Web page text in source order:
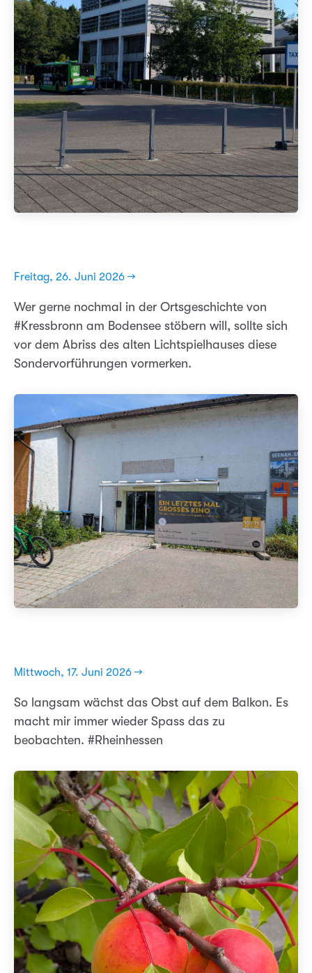
Freitag, 26. Juni 2026 →
Wer gerne nochmal in der Ortsgeschichte von
#Kressbronn am Bodensee stöbern will, sollte sich
vor dem Abriss des alten Lichtspielhauses diese
Sondervorführungen vormerken.
Mittwoch, 17. Juni 2026 →
So langsam wächst das Obst auf dem Balkon. Es
macht mir immer wieder Spass das zu
beobachten. #Rheinhessen